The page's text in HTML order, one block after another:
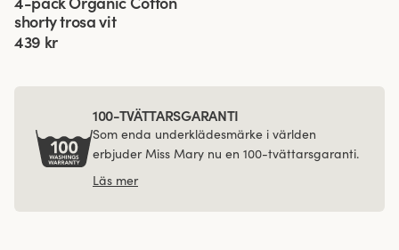
shorty trosa vit
439 kr
100-TVÄTTARSGARANTI
Som enda underklädesmärke i världen
erbjuder Miss Mary nu en 100-tvättarsgaranti.
Läs mer